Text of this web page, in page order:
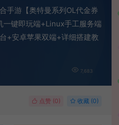
手游【奥特曼系列OL代金券
一键即玩端+Linux手工服务端
+安卓苹果双端+详细搭建教
7,683
点赞 (0) 收藏 (0)